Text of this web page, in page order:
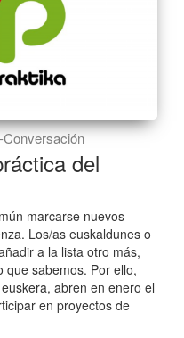
del
marcarse nuevos
Los/as euskaldunes o
a la lista otro más,
que sabemos. Por ello,
abren en enero el
en proyectos de